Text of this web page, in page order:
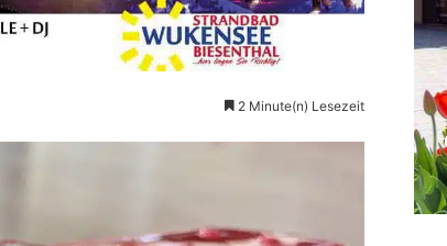
2 Minute(n) Lesezeit